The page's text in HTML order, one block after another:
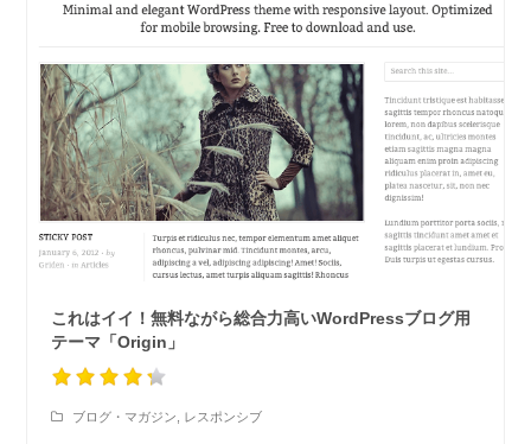
これはイイ！無料ながら総合力高いWordPressブログ用
テーマ「Origin」
ブログ・マガジン レスポンシブ